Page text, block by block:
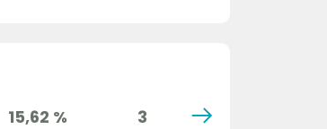
15,62 % 3